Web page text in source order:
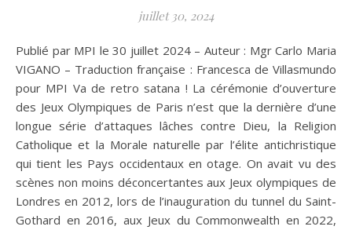
juillet 30, 2024
Publié par MPI le 30 juillet 2024 – Auteur : Mgr Carlo Maria
VIGANO – Traduction française : Francesca de Villasmundo
pour MPI Va de retro satana ! La cérémonie d’ouverture
des Jeux Olympiques de Paris n’est que la dernière d’une
longue série d’attaques lâches contre Dieu, la Religion
Catholique et la Morale naturelle par l’élite antichristique
qui tient les Pays occidentaux en otage. On avait vu des
scènes non moins déconcertantes aux Jeux olympiques de
Londres en 2012, lors de l’inauguration du tunnel du Saint-
Gothard en 2016, aux Jeux du Commonwealth en 2022,